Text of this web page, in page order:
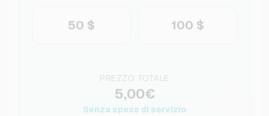
50 $ 100 $
PREZZO TOTALE
5,00€
Senza spese di servizio